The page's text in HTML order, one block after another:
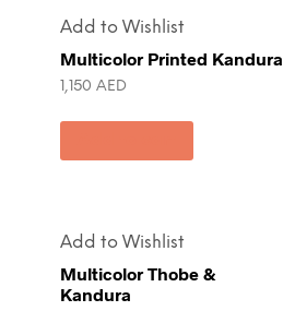
Add to Wishlist
Multicolor Printed Kandura
1,150 AED
Add to Wishlist
Multicolor Thobe &
Kandura